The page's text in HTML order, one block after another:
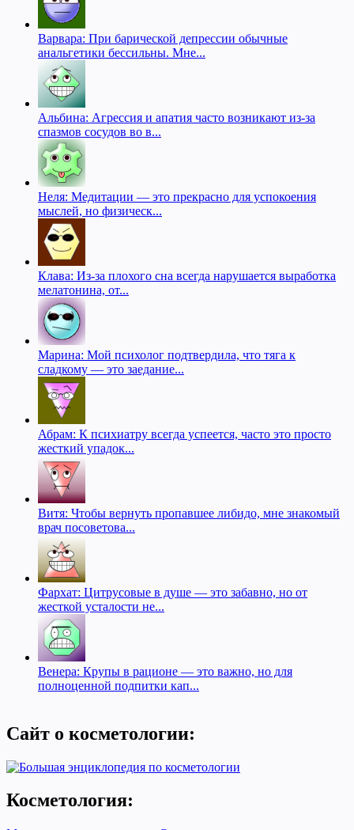
Варвара: При барической депрессии обычные
анальгетики бессильны. Мне...
Альбина: Агрессия и апатия часто возникают из-за
спазмов сосудов во в...
Неля: Медитации — это прекрасно для успокоения
мыслей, но физическ...
Клава: Из-за плохого сна всегда нарушается выработка
мелатонина, от...
Марина: Мой психолог подтвердила, что тяга к
сладкому — это заедание...
Абрам: К психиатру всегда успеется, часто это просто
жесткий упадок...
Витя: Чтобы вернуть пропавшее либидо, мне знакомый
врач посоветова...
Фархат: Цитрусовые в душе — это забавно, но от
жесткой усталости не...
Венера: Крупы в рационе — это важно, но для
полноценной подпитки кап...
Сайт о косметологии:
Косметология: